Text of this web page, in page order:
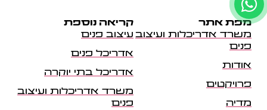
מפת אתר
משרד אדריכלות ועיצוב
פנים
אודות
פרויקטים
מדיה
קריאה נוספת
עיצוב פנים
אדריכל פנים
אדריכל בתי יוקרה
משרד אדריכלות ועיצוב
פנים